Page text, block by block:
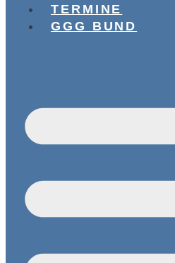
TERMINE
GGG BUND